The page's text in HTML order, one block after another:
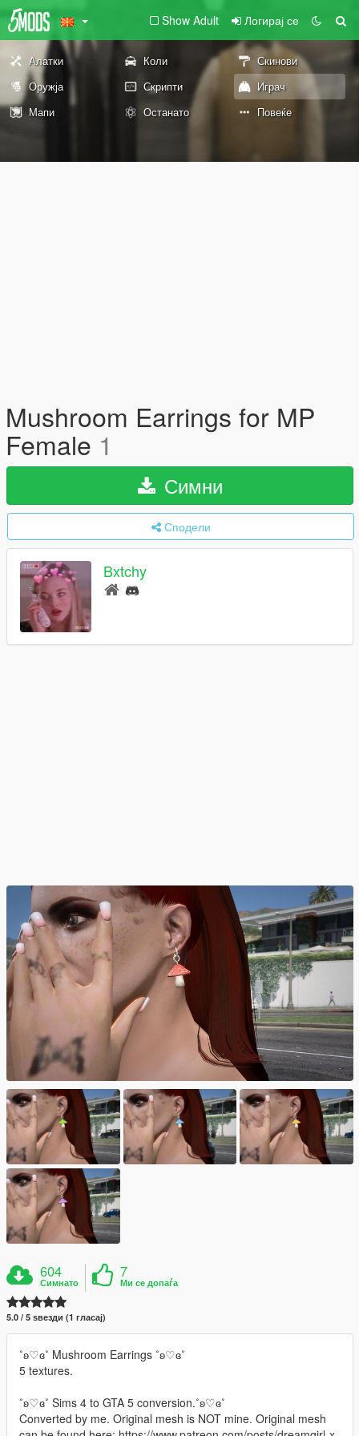
Show Adult Логирај се
Алатки Коли
Скинови
Оружја
Скрипти
Играч
Мапи
Останато Повеќе
Mushroom Earrings for MP
Female 1
Симни
Сподели
Bxtchy
604
Симнато
7
Ми се допаѓа
5.0 / 5 ѕвезди (1 гласај)
˚ʚ♡ɞ˚ Mushroom Earrings ˚ʚ♡ɞ˚
5 textures.
˚ʚ♡ɞ˚ Sims 4 to GTA 5 conversion.˚ʚ♡ɞ˚
Converted by me. Original mesh is NOT mine. Original mesh